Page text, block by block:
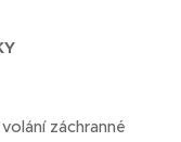
záchranné